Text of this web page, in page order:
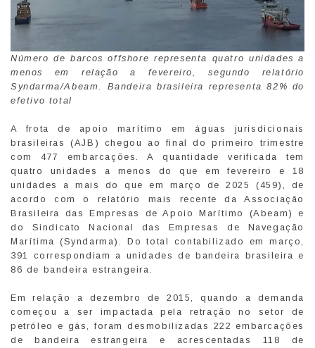
Número de barcos offshore representa quatro unidades a
menos em relação a fevereiro, segundo relatório
Syndarma/Abeam. Bandeira brasileira representa 82% do
efetivo total
A frota de apoio marítimo em águas jurisdicionais
brasileiras (AJB) chegou ao final do primeiro trimestre
com 477 embarcações. A quantidade verificada tem
quatro unidades a menos do que em fevereiro e 18
unidades a mais do que em março de 2025 (459), de
acordo com o relatório mais recente da Associação
Brasileira das Empresas de Apoio Marítimo (Abeam) e
do Sindicato Nacional das Empresas de Navegação
Marítima (Syndarma). Do total contabilizado em março,
391 correspondiam a unidades de bandeira brasileira e
86 de bandeira estrangeira.
Em relação a dezembro de 2015, quando a demanda
começou a ser impactada pela retração no setor de
petróleo e gás, foram desmobilizadas 222 embarcações
de bandeira estrangeira e acrescentadas 118 de